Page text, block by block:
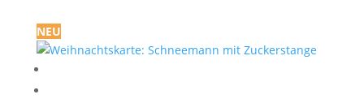
NEU